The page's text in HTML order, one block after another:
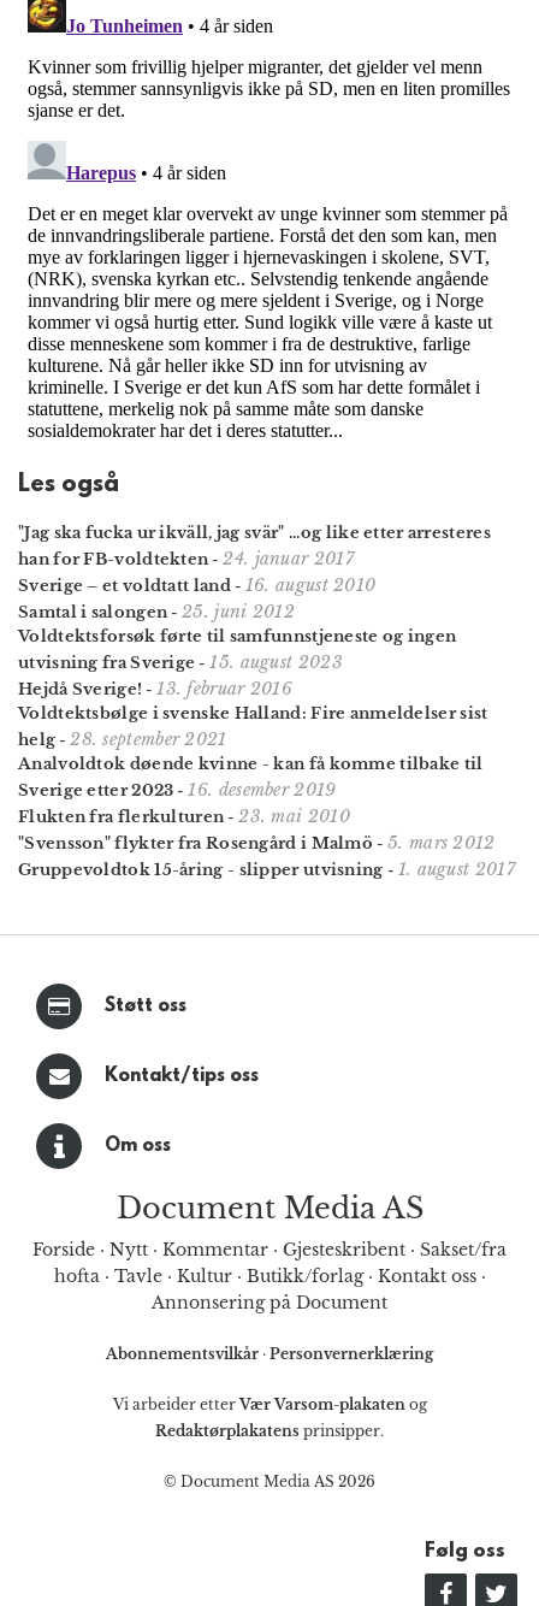
Les også
"Jag ska fucka ur ikväll, jag svär" ...og like etter arresteres
han for FB-voldtekten-24. januar 2017
Sverige – et voldtatt land- 16. august 2010
Samtal i salongen-25. juni 2012
Voldtektsforsøk førte til samfunnstjeneste og ingen
utvisning fra Sverige -15. august 2023
Hejdå Sverige! -13. februar 2016
Voldtektsbølge i svenske Halland: Fire anmeldelser sist
helg -28. september 2021
Analvoldtok døende kvinne - kan få komme tilbake til
Sverige etter 2023 -16. desember 2019
Flukten fra flerkulturen-23. mai 2010
"Svensson" flykter fra Rosengård i Malmö - 5. mars 2012
Gruppevoldtok 15-åring - slipper utvisning - 1. august 2017
Støtt oss
Kontakt/tips oss
Om oss
Document Media AS
Forside · Nytt · Kommentar · Gjesteskribent · Sakset/fra
hofta · Tavle· Kultur· Butikk/forlag· Kontakt oss·
Annonsering på Document
Abonnementsvilkår · Personvernerklæring
Vi arbeider etterVær Varsom-plakaten og
Redaktørplakatens prinsipper.
© Document Media AS 2026
Følg oss